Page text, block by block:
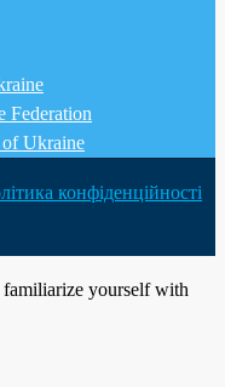
конфіденційності
familiarize yourself with